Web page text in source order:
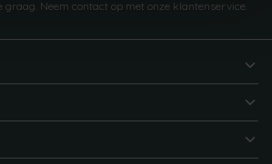
graag. Neem contact op met onze klantenservice.